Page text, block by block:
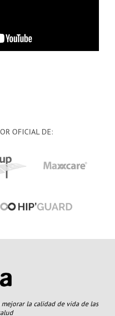
OFICIAL DE:
la calidad de vida de las